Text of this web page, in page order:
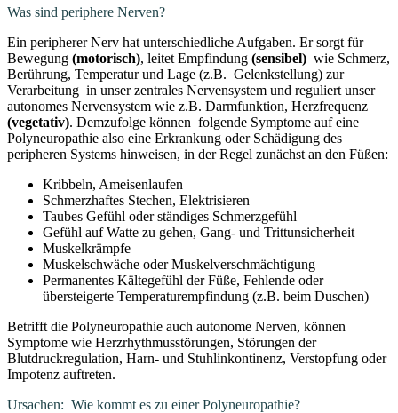
Was sind periphere Nerven?
Ein peripherer Nerv hat unterschiedliche Aufgaben. Er sorgt für
Bewegung (motorisch), leitet Empfindung (sensibel) wie Schmerz,
Berührung, Temperatur und Lage (z.B. Gelenkstellung) zur
Verarbeitung in unser zentrales Nervensystem und reguliert unser
autonomes Nervensystem wie z.B. Darmfunktion, Herzfrequenz
(vegetativ). Demzufolge können folgende Symptome auf eine
Polyneuropathie also eine Erkrankung oder Schädigung des
peripheren Systems hinweisen, in der Regel zunächst an den Füßen:
Kribbeln, Ameisenlaufen
Schmerzhaftes Stechen, Elektrisieren
Taubes Gefühl oder ständiges Schmerzgefühl
Gefühl auf Watte zu gehen, Gang- und Trittunsicherheit
Muskelkrämpfe
Muskelschwäche oder Muskelverschmächtigung
Permanentes Kältegefühl der Füße, Fehlende oder
übersteigerte Temperaturempfindung (z.B. beim Duschen)
Betrifft die Polyneuropathie auch autonome Nerven, können
Symptome wie Herzrhythmusstörungen, Störungen der
Blutdruckregulation, Harn- und Stuhlinkontinenz, Verstopfung oder
Impotenz auftreten.
Ursachen: Wie kommt es zu einer Polyneuropathie?